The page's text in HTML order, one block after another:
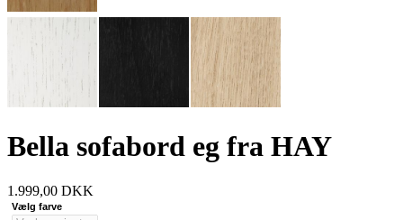
Bella sofabord eg fra HAY
1.999,00 DKK
Vælg farve